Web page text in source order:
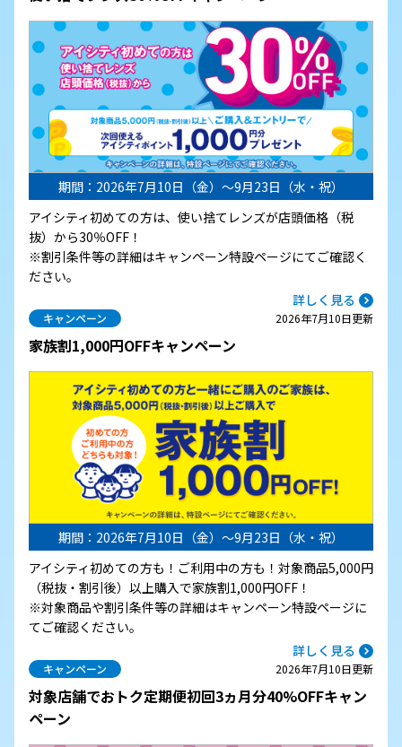
期間：2026年7月10日（金）～9月23日（水・祝）
アイシティ初めての方は、使い捨てレンズが店頭価格（税
抜）から30％OFF！
※割引条件等の詳細はキャンペーン特設ページにてご確認く
ださい。
詳しく見る
キャンペーン 2026年7月10日更新
家族割1,000円OFFキャンペーン
期間：2026年7月10日（金）～9月23日（水・祝）
アイシティ初めての方も！ご利用中の方も！対象商品5,000円
（税抜・割引後）以上購入で家族割1,000円OFF！
※対象商品や割引条件等の詳細はキャンペーン特設ページに
てご確認ください。
詳しく見る
キャンペーン 2026年7月10日更新
対象店舗でおトク定期便初回3ヵ月分40%OFFキャン
ペーン